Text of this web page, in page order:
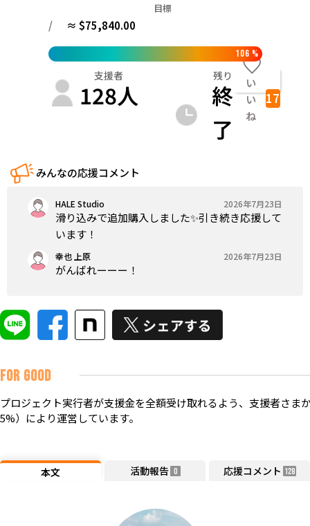
目標
/ ≈ $75,840.00
106 %
支援者
128人
残り
終
了
い
い
ね
17
みんなの応援コメント
HALE Studio 2026年7月23日
滑り込みで追加購入しました✨引き続き応援して
います！
幸也 上原 2026年7月23日
がんばれーーー！
FOR GOOD
プロジェクト実行者が支援金を全額受け取れるよう、支援者さま
5%）により運営しています。
本文 活動報告 0 応援コメント 128